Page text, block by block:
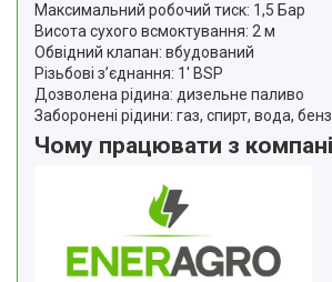
Максимальний робочий тиск: 1,5 Бар
Висота сухого всмоктування: 2 м
Обвідний клапан: вбудований
Різьбові з’єднання: 1' BSP
Дозволена рідина: дизельне паливо
Заборонені рідини: газ, спирт, вода,
Чому працювати з